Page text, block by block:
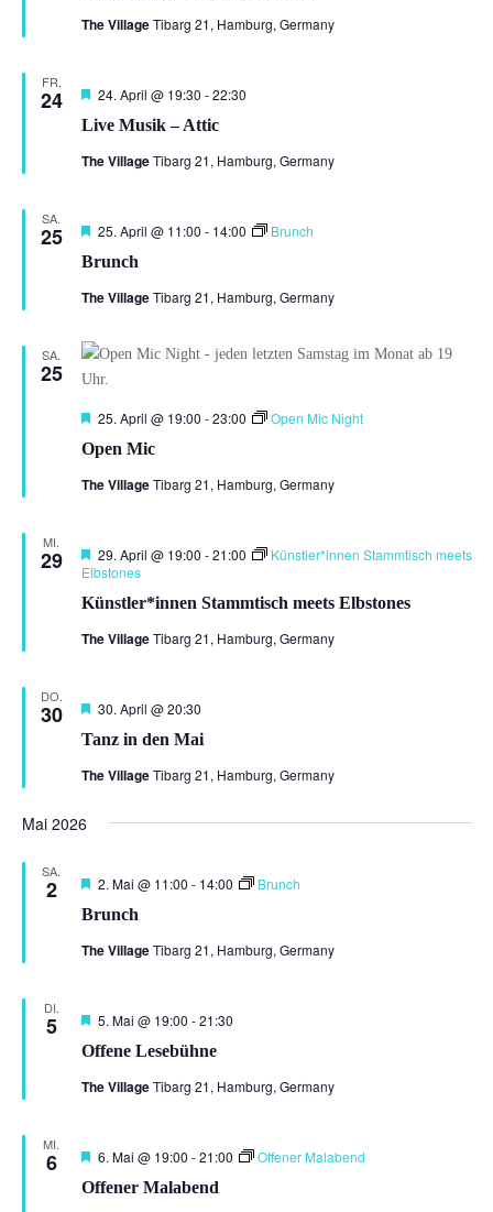
The VillageTibarg 21, Hamburg, Germany
FR.
24
Live Musik – Attic
Hervorgehoben
24. April @ 19:30 -22:30
The VillageTibarg 21, Hamburg, Germany
SA.
25
Brunch
Hervorgehoben
25. April @ 11:00 - 14:00 Brunch
The VillageTibarg 21, Hamburg, Germany
SA.
25
Open Mic
Hervorgehoben
25. April @ 19:00 -23:00 Open Mic Night
The VillageTibarg 21, Hamburg, Germany
MI.
29
Künstler*innen Stammtisch meets Elbstones
Hervorgehoben
29. April @ 19:00 -21:00
Künstler*innen Stammtisch meets
Elbstones
The VillageTibarg 21, Hamburg, Germany
DO.
30
Tanz in den Mai
Hervorgehoben
30. April @ 20:30
The VillageTibarg 21, Hamburg, Germany
Mai 2026
SA.
2
Brunch
Hervorgehoben
2. Mai @ 11:00 - 14:00 Brunch
The VillageTibarg 21, Hamburg, Germany
DI.
5
Offene Lesebühne
Hervorgehoben
5. Mai @ 19:00 -21:30
The VillageTibarg 21, Hamburg, Germany
MI.
6
Offener Malabend
Hervorgehoben
6. Mai @ 19:00 -21:00 Offener Malabend